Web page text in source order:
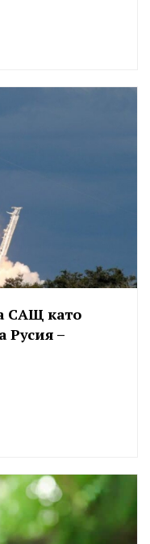
САЩ като
Русия –